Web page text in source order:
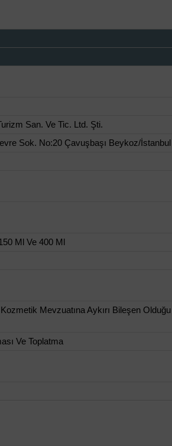
San. Ve Tic. Ltd. Şti.
Sok. No:20 Çavuşbaşı Beykoz/İstanbul
Ml Ve 400 Ml
Mevzuatına Aykırı Bileşen
Ve Toplatma